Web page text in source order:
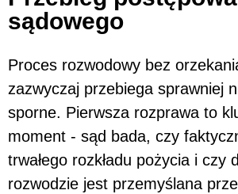
sądowego
Proces rozwodowy bez
zazwyczaj przebiega sprawniej
sporne. Pierwsza rozprawa to
moment - sąd bada, czy
trwałego rozkładu pożycia i czy
rozwodzie jest przemyślana